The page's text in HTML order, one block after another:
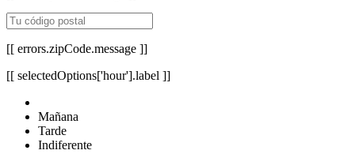
[[ errors.zipCode.message ]]
[[ selectedOptions['hour'].label ]]
Mañana
Tarde
Indiferente